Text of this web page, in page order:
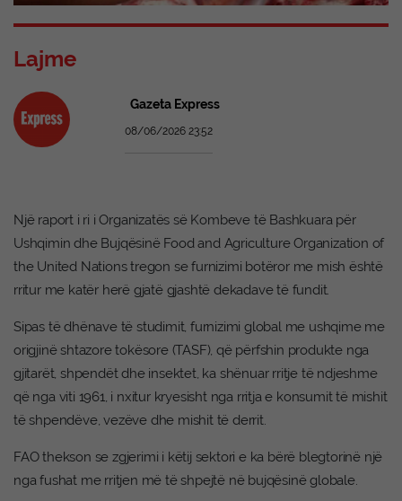
Lajme
Gazeta Express
08/06/2026 23:52
Një raport i ri i Organizatës së Kombeve të Bashkuara për
Ushqimin dhe Bujqësinë Food and Agriculture Organization of
the United Nations tregon se furnizimi botëror me mish është
rritur me katër herë gjatë gjashtë dekadave të fundit.
Sipas të dhënave të studimit, furnizimi global me ushqime me
origjinë shtazore tokësore (TASF), që përfshin produkte nga
gjitarët, shpendët dhe insektet, ka shënuar rritje të ndjeshme
që nga viti 1961, i nxitur kryesisht nga rritja e konsumit të mishit
të shpendëve, vezëve dhe mishit të derrit.
FAO thekson se zgjerimi i këtij sektori e ka bërë blegtorinë një
nga fushat me rritjen më të shpejtë në bujqësinë globale.